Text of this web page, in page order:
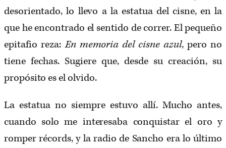
desorientado, lo llevo a la estatua del cisne, en la
que he encontrado el sentido de correr. El pequeño
epitafio reza:En memoria del cisne azul, pero no
tiene fechas. Sugiere que, desde su creación, su
propósito es el olvido.
La estatua no siempre estuvo allí. Mucho antes,
cuando solo me interesaba conquistar el oro y
romper récords, y la radio de Sancho era lo último